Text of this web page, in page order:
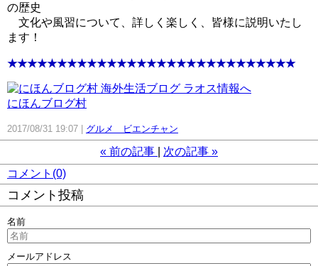
の歴史
文化や風習について、詳しく楽しく、皆様に説明いたし
ます！
★★★★★★★★★★★★★★★★★★★★★★★★★★★★★
にほんブログ村
2017/08/31 19:07 グルメ ビエンチャン
« 前の記事 次の記事 »
コメント(0)
コメント投稿
名前
メールアドレス